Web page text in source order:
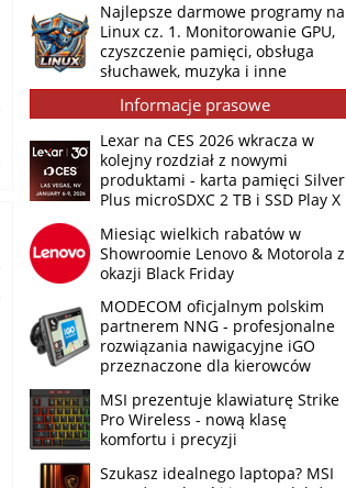
Najlepsze darmowe programy na
Linux cz. 1. Monitorowanie GPU,
czyszczenie pamięci, obsługa
słuchawek, muzyka i inne
Informacje prasowe
Lexar na CES 2026 wkracza w
kolejny rozdział z nowymi
produktami - karta pamięci Silver
Plus microSDXC 2 TB i SSD Play X
Miesiąc wielkich rabatów w
Showroomie Lenovo & Motorola z
okazji Black Friday
MODECOM oficjalnym polskim
partnerem NNG - profesjonalne
rozwiązania nawigacyjne iGO
przeznaczone dla kierowców
MSI prezentuje klawiaturę Strike
Pro Wireless - nową klasę
komfortu i precyzji
Szukasz idealnego laptopa? MSI